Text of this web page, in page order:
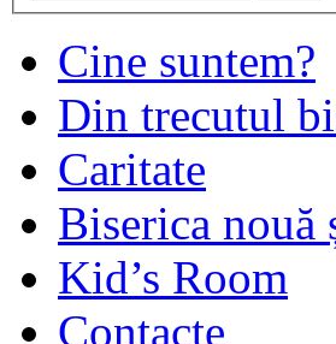
Cine suntem?
Din trecutul
Caritate
Biserica nouă
Kid’s Room
Contacte